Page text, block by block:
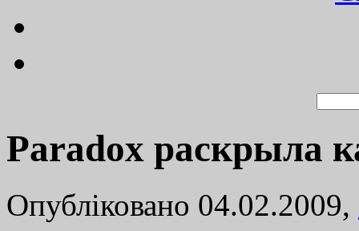
Paradox раскрыла
Опубліковано 04.02.2009,